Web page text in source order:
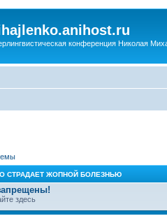
конференция Николая
СТРАДАЕТ ЖОПНОЙ БОЛЕЗНЬЮ
здесь